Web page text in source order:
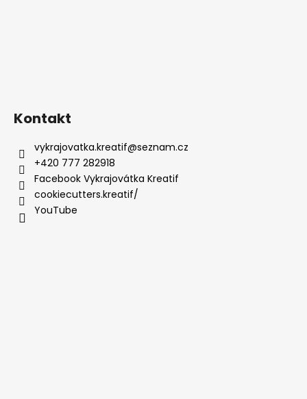
Kontakt
vykrajovatka.kreatif@seznam.cz
+420 777 282918
Facebook Vykrajovátka Kreatif
cookiecutters.kreatif/
YouTube